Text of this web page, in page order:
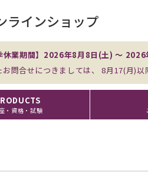
ラインショップ
休業期間】2026年8月8日(土) ～
問合せにつきましては、 8月17(月)以
・資格・試験